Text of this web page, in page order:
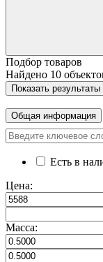
Подбор товаров
Найдено 10
Показать результаты
Общая информация
Есть в
Цена:
Масса: